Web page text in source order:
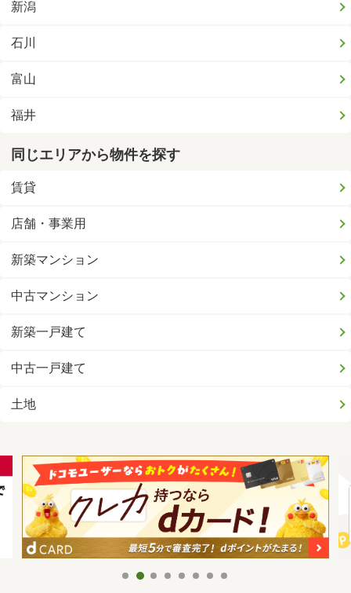
新潟
石川
富山
福井
同じエリアから物件を探す
賃貸
店舗・事業用
新築マンション
中古マンション
新築一戸建て
中古一戸建て
土地